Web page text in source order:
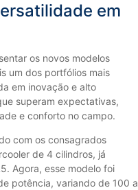
em
os novos modelos
um dos portfólios mais
em inovação e alto
superam expectativas,
e conforto no campo.
com os consagrados
de 4 cilindros, já
Agora, esse modelo foi
potência, variando de 100 a